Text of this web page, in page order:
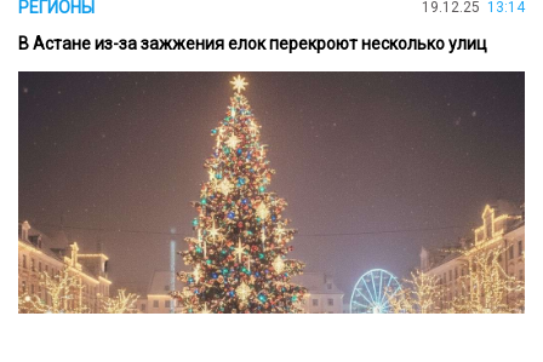
РЕГИОНЫ 19.12.25 13:14
В Астане из-за зажжения елок перекроют несколько улиц